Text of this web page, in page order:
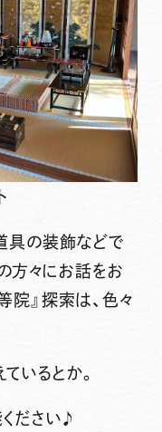
具の装飾などで
方々にお話をお
院』探索は、色々
いるとか。
ださい♪